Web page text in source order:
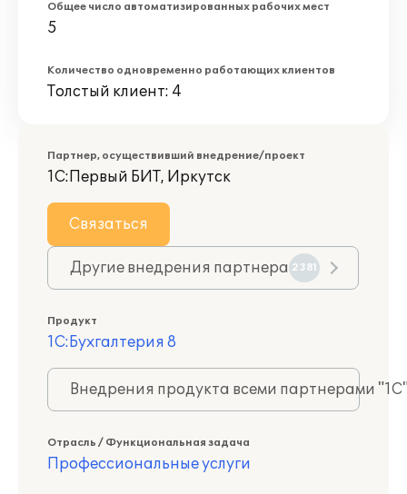
Общее число автоматизированных рабочих мест
5
Количество одновременно работающих клиентов
Толстый клиент: 4
Партнер, осуществивший внедрение/проект
1С:Первый БИТ, Иркутск
Связаться
Другие внедрения партнера 2381
Продукт
1С:Бухгалтерия 8
Внедрения продукта всеми партнерами
Отрасль / Функциональная задача
Профессиональные услуги